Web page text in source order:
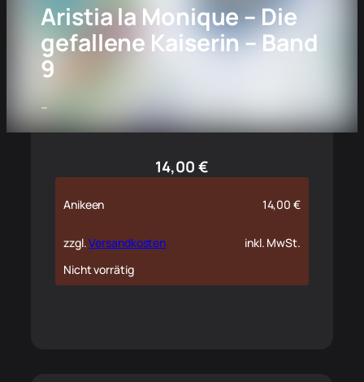
Aristia la Monique – Die
gefallene Kaiserin – Band
9
–
14,00€
Anikeen 14,00€
zzgl.Versandkosten
inkl. MwSt.
Nicht vorrätig